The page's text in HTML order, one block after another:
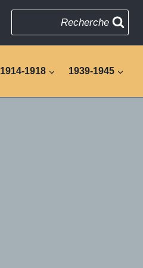
Recherche
1914-1918 1939-1945